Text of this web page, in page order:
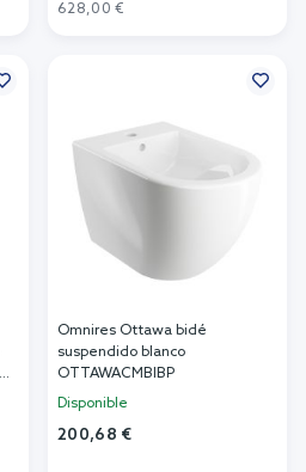
628,00 €
Omnires Ottawa bidé
suspendido blanco
OTTAWACMBIBP
Disponible
200,68 €